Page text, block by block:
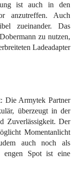
ist auch in den
anzutreffen. Auch
zueinander. Das
zu nutzen,
Ladeadapter
Die Armytek Partner
überzeugt in der
Zuverlässigkeit. Der
Momentanlicht
auch noch als
engen Spot ist eine